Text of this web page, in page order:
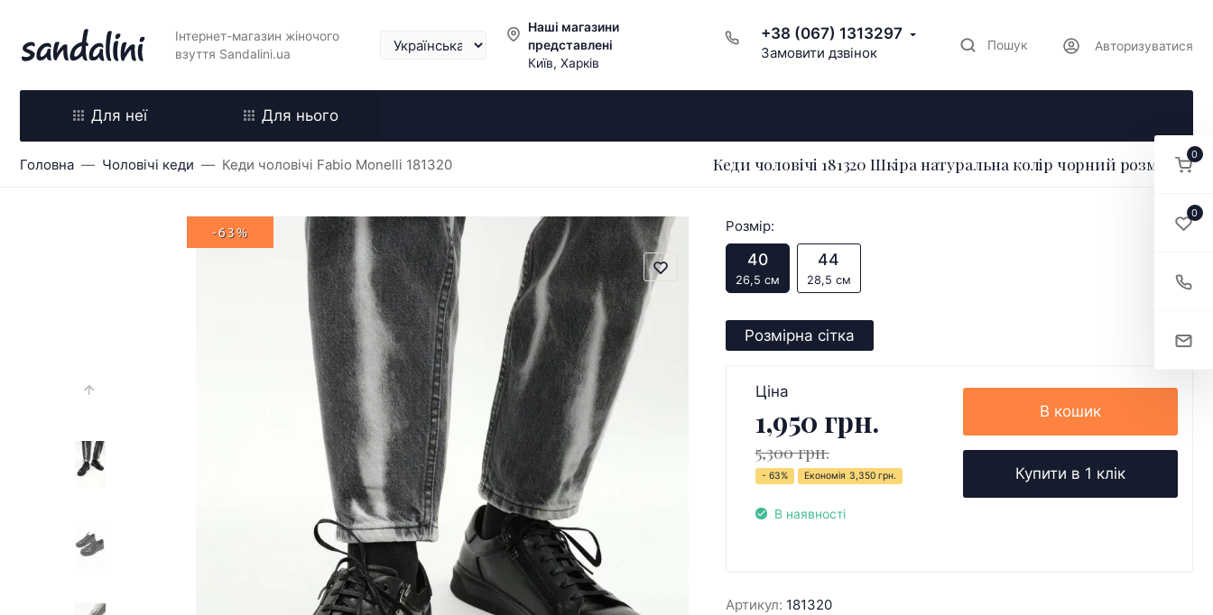
Інтернет-магазин жіночого
взуття Sandalini.ua
Наші магазини
представлені
Київ, Харків
+38 (067) 1313297
Замовити дзвінок Пошук Авторизуватися
Для неї Для нього
Головна Чоловічі кеди Кеди чоловічі Fabio Monelli 181320 Кеди чоловічі 181320 Шкіра натуральна колір чорний розмір 40
-63% Розмір:
40
26,5 см
44
28,5 см
Розмірна сітка
Ціна
1,950 грн.
5,300 грн.
- 63% Економія 3,350 грн.
В наявності
В кошик
Купити в 1 клік
Артикул: 181320
0
0